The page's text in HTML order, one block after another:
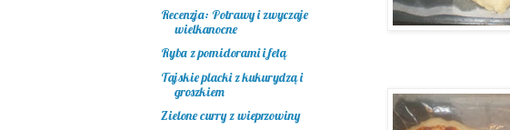
Recenzja: Potrawy i zwyczaje
wielkanocne
Ryba z pomidorami i fetą
Tajskie placki z kukurydzą i
groszkiem
Zielone curry z wieprzowiny